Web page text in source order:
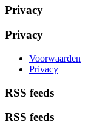
Privacy
Privacy
Voorwaarden
Privacy
RSS feeds
RSS feeds